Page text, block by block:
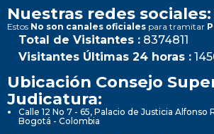
Nuestras redes sociales:
Estos No son canales oficiales para tramitar
Total de Visitantes : 8374811
Visitantes Últimas 24 horas :
Ubicación Consejo
Judicatura:
Calle 12 No 7 - 65, Palacio de Justicia Alfonso
Bogotá - Colombia